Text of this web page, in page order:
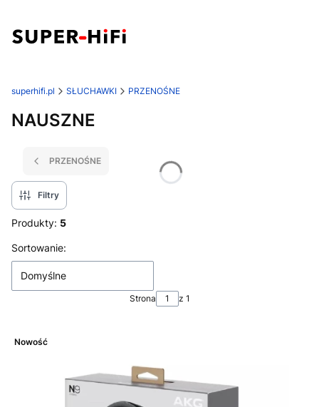
superhifi.pl SŁUCHAWKI PRZENOŚNE
NAUSZNE
PRZENOŚNE
Filtry
Produkty: 5
Lista produktów
Sortowanie:
Domyślne
Strona z 1
Nowość